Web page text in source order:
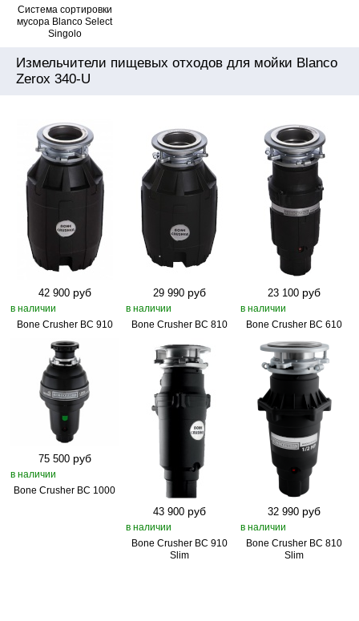
Система сортировки
мусора Blanco Select
Singolo
Измельчители пищевых отходов для мойки Blanco
Zerox 340-U
42 900 руб
в наличии
Bone Crusher BC 910
29 990 руб
в наличии
Bone Crusher BC 810
23 100 руб
в наличии
Bone Crusher BC 610
75 500 руб
в наличии
Bone Crusher BC 1000
43 900 руб
в наличии
Bone Crusher BC 910
Slim
32 990 руб
в наличии
Bone Crusher BC 810
Slim